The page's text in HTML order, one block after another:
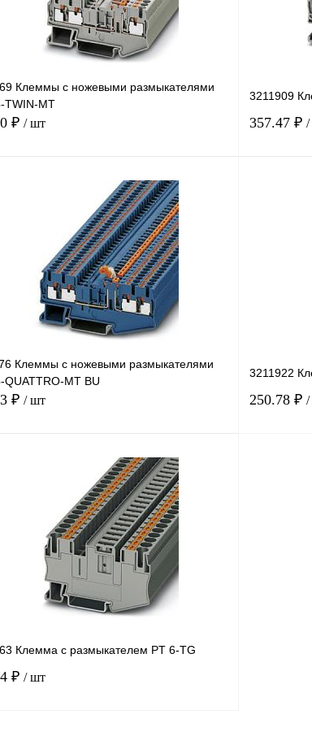
Клеммы с ножевыми размыкателями
TWIN-MT
₽ / шт
В корзину
Сравнение
наличии
3211909
357.47 ₽
Клеммы с ножевыми размыкателями
QUATTRO-MT BU
₽ / шт
В корзину
Сравнение
Под заказ
3211922
250.78 ₽
Клемма с размыкателем PT 6-TG
₽ / шт